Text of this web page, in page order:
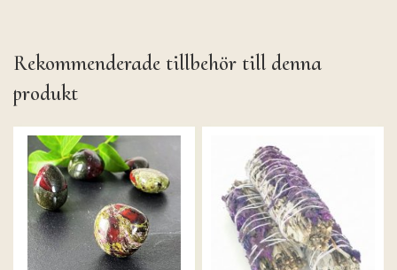
Rekommenderade tillbehör till denna
produkt